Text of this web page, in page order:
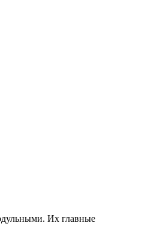
Их главные